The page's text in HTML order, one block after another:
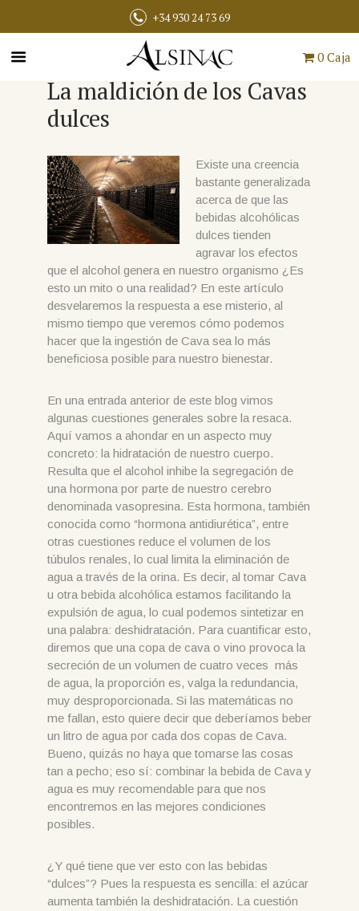
+34 930 24 73 69
0 Caja
La maldición de los Cavas
dulces
Existe una creencia
bastante generalizada
acerca de que las
bebidas alcohólicas
dulces tienden
agravar los efectos
que el alcohol genera en nuestro organismo ¿Es
esto un mito o una realidad? En este artículo
desvelaremos la respuesta a ese misterio, al
mismo tiempo que veremos cómo podemos
hacer que la ingestión de Cava sea lo más
beneficiosa posible para nuestro bienestar.
En una entrada anterior de este blog vimos
algunas cuestiones generales sobre la resaca.
Aquí vamos a ahondar en un aspecto muy
concreto: la hidratación de nuestro cuerpo.
Resulta que el alcohol inhibe la segregación de
una hormona por parte de nuestro cerebro
denominada vasopresina. Esta hormona, también
conocida como “hormona antidiurética”, entre
otras cuestiones reduce el volumen de los
túbulos renales, lo cual limita la eliminación de
agua a través de la orina. Es decir, al tomar Cava
u otra bebida alcohólica estamos facilitando la
expulsión de agua, lo cual podemos sintetizar en
una palabra: deshidratación. Para cuantificar esto,
diremos que una copa de cava o vino provoca la
secreción de un volumen de cuatro veces más
de agua, la proporción es, valga la redundancia,
muy desproporcionada. Si las matemáticas no
me fallan, esto quiere decir que deberíamos beber
un litro de agua por cada dos copas de Cava.
Bueno, quizás no haya que tomarse las cosas
tan a pecho; eso sí: combinar la bebida de Cava y
agua es muy recomendable para que nos
encontremos en las mejores condiciones
posibles.
¿Y qué tiene que ver esto con las bebidas
“dulces”? Pues la respuesta es sencilla: el azúcar
aumenta también la deshidratación. La cuestión